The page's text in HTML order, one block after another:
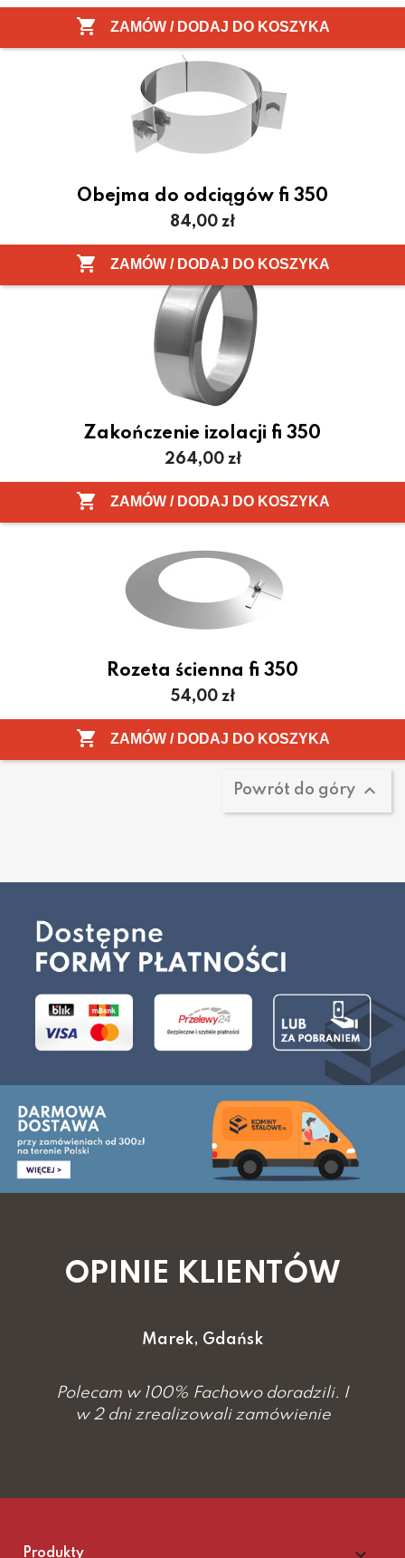
 ZAMÓW / DODAJ DO KOSZYKA
Obejma do odciągów fi 350
Cena
84,00 zł
 ZAMÓW / DODAJ DO KOSZYKA
Zakończenie izolacji fi 350
Cena
264,00 zł
 ZAMÓW / DODAJ DO KOSZYKA
Rozeta ścienna fi 350
Cena
54,00 zł
 ZAMÓW / DODAJ DO KOSZYKA
Pokazano 1-7 z 7 pozycji
Powrót do góry 
OPINIE KLIENTÓW
Marek, Gdańsk
Polecam w 100% Fachowo doradzili. I
w 2 dni zrealizowali zamówienie
Produkty